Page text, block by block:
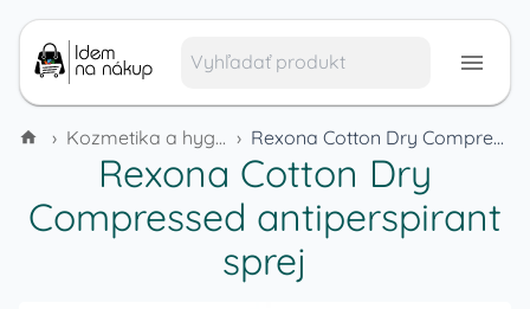
› Kozmetika a hygienické potreby › Rexona Cotton Dry Compressed antiperspirant sprej
Rexona Cotton Dry
Compressed antiperspirant
sprej